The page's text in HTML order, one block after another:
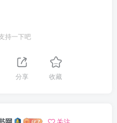
持一下吧
分享 收藏